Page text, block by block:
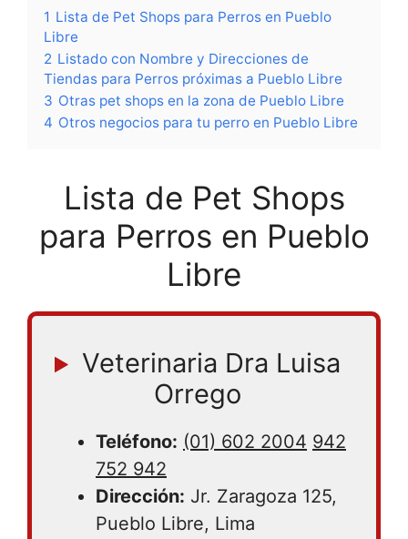
1 Lista de Pet Shops para Perros en Pueblo
Libre
2 Listado con Nombre y Direcciones de
Tiendas para Perros próximas a Pueblo Libre
3 Otras pet shops en la zona de Pueblo Libre
4 Otros negocios para tu perro en Pueblo Libre
Lista de Pet Shops
para Perros en Pueblo
Libre
Veterinaria Dra Luisa
Orrego
Teléfono: (01) 602 2004 942
752 942
Dirección: Jr. Zaragoza 125,
Pueblo Libre, Lima